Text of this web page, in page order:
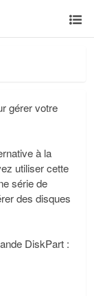
gérer votre
à la
utiliser cette
série de
des disques
DiskPart :